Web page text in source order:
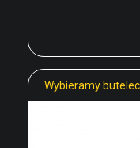
Wybieramy